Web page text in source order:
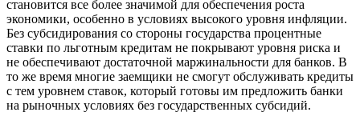
становится все более значимой для обеспечения роста
экономики, особенно в условиях высокого уровня инфляции.
Без субсидирования со стороны государства процентные
ставки по льготным кредитам не покрывают уровня риска и
не обеспечивают достаточной маржинальности для банков. В
то же время многие заемщики не смогут обслуживать кредиты
с тем уровнем ставок, который готовы им предложить банки
на рыночных условиях без государственных субсидий.